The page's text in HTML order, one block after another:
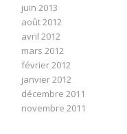
juin 2013
août 2012
avril 2012
mars 2012
février 2012
janvier 2012
décembre 2011
novembre 2011